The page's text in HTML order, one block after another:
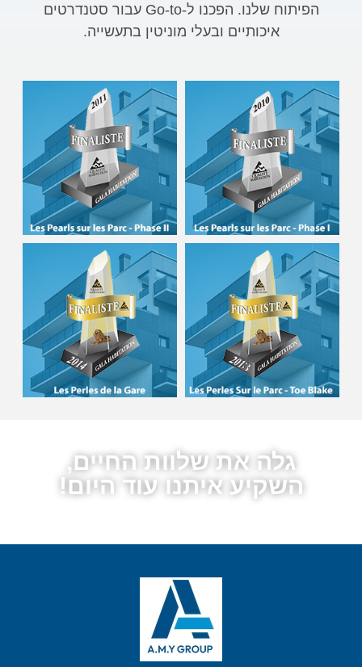
הפיתוח שלנו. הפכנו ל-Go-to עבור סטנדרטים
איכותיים ובעלי מוניטין בתעשייה.
גלה את שלוות החיים,
השקיע איתנו עוד היום!